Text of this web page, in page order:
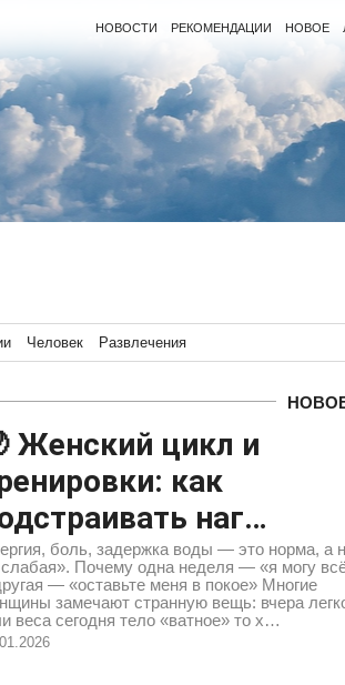
НОВОСТИ РЕКОМЕНДАЦИИ НОВОЕ
Человек Развлечения
Женский цикл и
как
наг…
боль, задержка воды — это норма, а
Почему одна неделя — «я могу
— «оставьте меня в покое» Многие
замечают странную вещь: вчера
веса сегодня тело «ватное» то х…